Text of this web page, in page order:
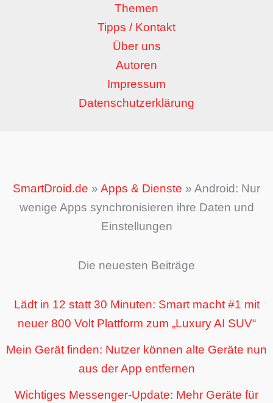
Themen
Tipps / Kontakt
Über uns
Autoren
Impressum
Datenschutzerklärung
SmartDroid.de » Apps & Dienste » Android: Nur
wenige Apps synchronisieren ihre Daten und
Einstellungen
Die neuesten Beiträge
Lädt in 12 statt 30 Minuten: Smart macht #1 mit
neuer 800 Volt Plattform zum „Luxury AI SUV“
Mein Gerät finden: Nutzer können alte Geräte nun
aus der App entfernen
Wichtiges Messenger-Update: Mehr Geräte für